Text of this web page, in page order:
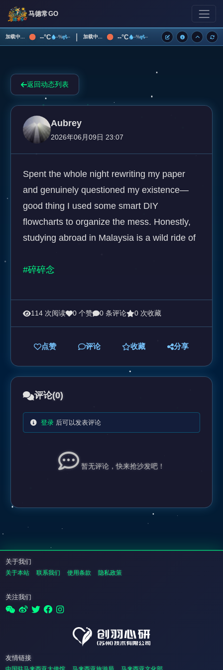
马德常GO
加载中... --°C --% -- | 加载中... --°C --% --
返回动态列表
Aubrey
2026年06月09日 23:07
Spent the whole night rewriting my paper
and genuinely questioned my existence—
good thing I used some smart DIY
flowcharts to organize the mess. Honestly,
studying abroad in Malaysia is a wild ride of
#碎碎念
114 次阅读 0 个赞 0 条评论 0 次收藏
点赞 评论 收藏 分享
评论(0)
登录后可以发表评论
暂无评论，快来抢沙发吧！
关于我们
关于本站 联系我们 使用条款 隐私政策
关注我们
友情链接